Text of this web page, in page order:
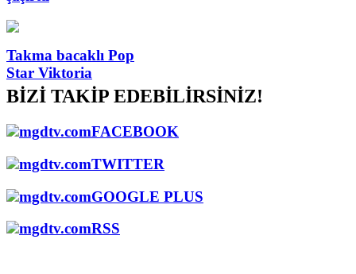
Takma bacaklı Pop
Star Viktoria
BİZİ TAKİP EDEBİLİRSİNİZ!
mgdtv.comFACEBOOK
mgdtv.comTWITTER
mgdtv.comGOOGLE PLUS
mgdtv.comRSS